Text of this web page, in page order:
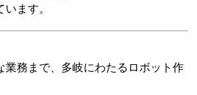
ます。
業務まで、多岐にわたるロボット作